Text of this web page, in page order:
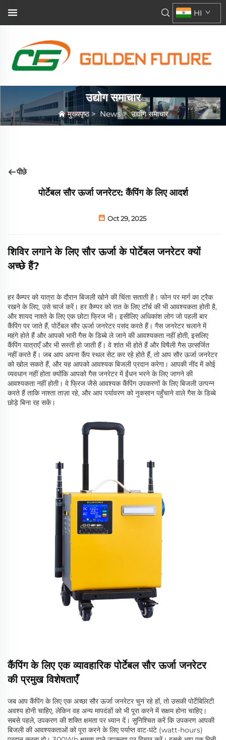
HI
उद्योग समाचार
मुख्यपृष्ठ> News>उद्योग समाचार
पीछे
पोर्टेबल सौर ऊर्जा जनरेटर: कैंपिंग के लिए आदर्श
Oct 29, 2025
शिविर लगाने के लिए सौर ऊर्जा के पोर्टेबल जनरेटर क्यों
अच्छे हैं?
हर कैम्पर को यात्रा के दौरान बिजली खोने की चिंता सताती है। फोन पर मार्ग का ट्रैक
रखने के लिए, उसे चार्ज करें। हर कैम्पर को रात के लिए टॉर्च की भी आवश्यकता होती है,
और शायद नाश्ते के लिए एक छोटा फ्रिज भी। इसीलिए अधिकांश लोग जो पहली बार
कैंपिंग पर जाते हैं, पोर्टेबल सौर ऊर्जा जनरेटर पसंद करते हैं। गैस जनरेटर चलाने में
महंगे होते हैं और आपको भारी गैस के डिब्बे ले जाने की आवश्यकता नहीं होती, इसलिए
कैंपिंग यात्राएँ और भी सस्ती हो जाती हैं। वे शांत भी होते हैं और विषैली गैस उत्सर्जित
नहीं करते हैं। जब आप अपना कैंप स्थल सेट कर रहे होते हैं, तो आप सौर ऊर्जा जनरेटर
को खोल सकते हैं, और यह आपको आवश्यक बिजली प्रदान करेगा। आपकी नींद में कोई
व्यवधान नहीं होता क्योंकि आपको गैस जनरेटर में ईंधन भरने के लिए जागने की
आवश्यकता नहीं होती। वे फ्रिज जैसे आवश्यक कैंपिंग उपकरणों के लिए बिजली उत्पन्न
करते हैं ताकि नाश्ता ताज़ा रहे, और आप पर्यावरण को नुकसान पहुँचाने वाले गैस के डिब्बे
छोड़े बिना रह सकें।
कैंपिंग के लिए एक व्यावहारिक पोर्टेबल सौर ऊर्जा जनरेटर
की प्रमुख विशेषताएँ
जब आप कैंपिंग के लिए एक अच्छा सौर ऊर्जा जनरेटर चुन रहे हों, तो उसकी पोर्टेबिलिटी
अवश्य होनी चाहिए, लेकिन वह अन्य मापदंडों को भी पूरा करने में सक्षम होना चाहिए।
सबसे पहले, उपकरण की शक्ति क्षमता पर ध्यान दें। सुनिश्चित करें कि उपकरण आपकी
बिजली की आवश्यकताओं को पूरा करने के लिए पर्याप्त वाट-घंटे (watt-hours)